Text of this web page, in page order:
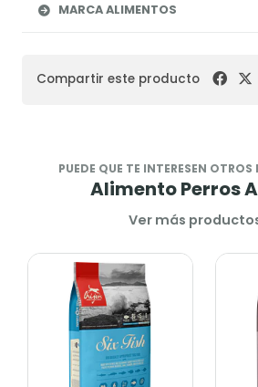
MARCA ALIMENTOS
Compartir este producto
PUEDE QUE TE INTERESEN
Alimento Perros
Ver más